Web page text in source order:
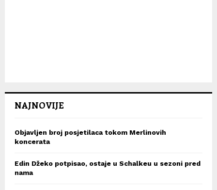
NAJNOVIJE
Objavljen broj posjetilaca tokom Merlinovih
koncerata
Edin Džeko potpisao, ostaje u Schalkeu u sezoni pred
nama